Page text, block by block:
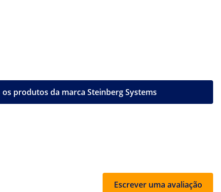
produtos da marca Steinberg Systems
Escrever uma avaliação